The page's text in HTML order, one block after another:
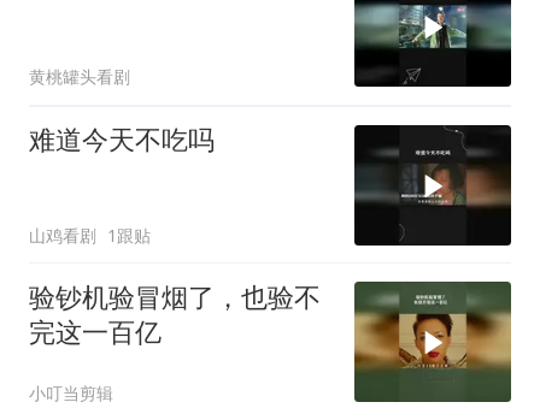
黄桃罐头看剧
难道今天不吃吗
山鸡看剧 1跟贴
验钞机验冒烟了，也验不
完这一百亿
小叮当剪辑